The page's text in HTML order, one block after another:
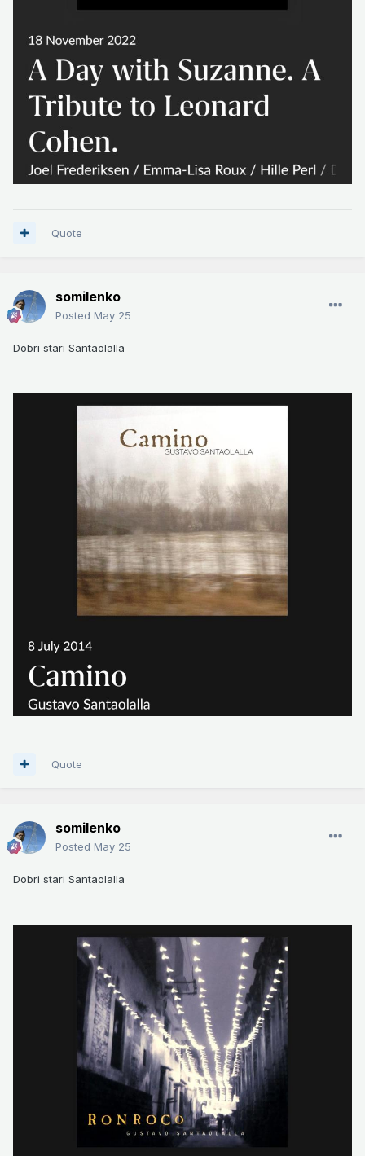
Quote
somilenko
Posted May 25
Dobri stari Santaolalla
Quote
somilenko
Posted May 25
Dobri stari Santaolalla